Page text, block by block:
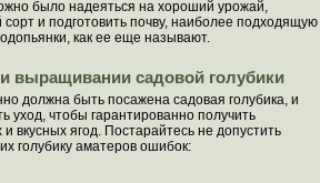
было надеяться на хороший урожай,
и подготовить почву, наиболее подходящую
как ее еще называют.
выращивании садовой голубики
должна быть посажена садовая голубика, и
уход, чтобы гарантированно получить
вкусных ягод. Постарайтесь не допустить
голубику аматеров ошибок: